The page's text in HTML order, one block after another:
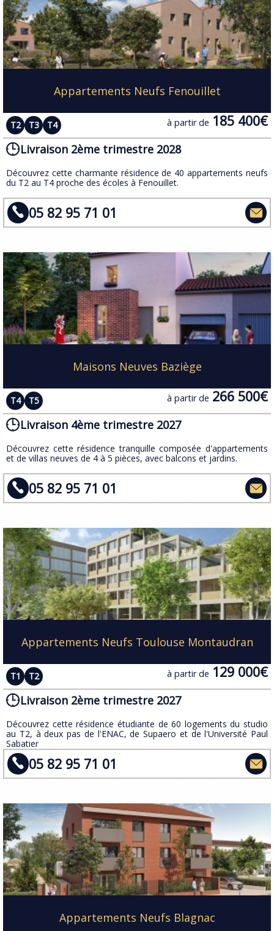
Appartements Neufs Fenouillet
T2 T3 T4 à partir de 185 400€
Livraison 2ème trimestre 2028
​Découvrez cette charmante résidence de 40 appartements neufs
du T2 au T4 proche des écoles à Fenouillet.
05 82 95 71 01
Maisons Neuves Baziège
T4 T5 à partir de 266 500€
Livraison 4ème trimestre 2027
​Découvrez cette résidence tranquille composée d'appartements
et de villas neuves de 4 à 5 pièces, avec balcons et jardins.
05 82 95 71 01
Appartements Neufs Toulouse Montaudran
T1 T2 à partir de 129 000€
Livraison 2ème trimestre 2027
​Découvrez cette résidence étudiante de 60 logements du studio
au T2, à deux pas de l'ENAC, de Supaero et de l'Université Paul
Sabatier
05 82 95 71 01
Appartements Neufs Blagnac